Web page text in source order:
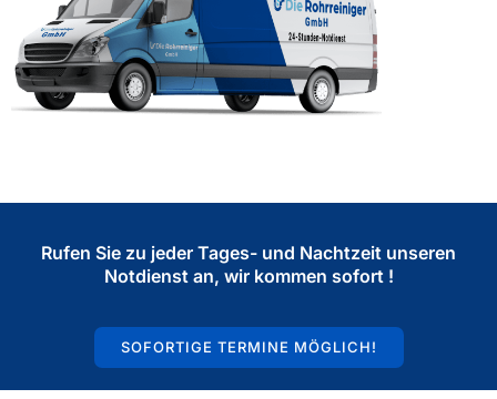
Rufen Sie zu jeder Tages- und Nachtzeit unseren
Notdienst an, wir kommen sofort !
SOFORTIGE TERMINE MÖGLICH!